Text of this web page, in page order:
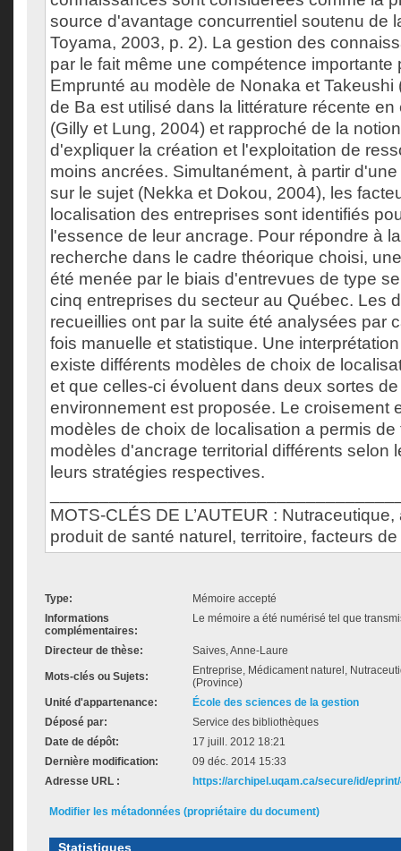
source d'avantage concurrentiel soutenu de
Toyama, 2003, p. 2). La gestion des
par le fait même une compétence importante
Emprunté au modèle de Nonaka et Takeushi
de Ba est utilisé dans la littérature récente
(Gilly et Lung, 2004) et rapproché de la
d'expliquer la création et l'exploitation de
moins ancrées. Simultanément, à partir
sur le sujet (Nekka et Dokou, 2004), les
localisation des entreprises sont identifiés
l'essence de leur ancrage. Pour répondre à
recherche dans le cadre théorique choisi,
été menée par le biais d'entrevues de type
cinq entreprises du secteur au Québec. Les
recueillies ont par la suite été analysées par
fois manuelle et statistique. Une
existe différents modèles de choix de
et que celles-ci évoluent dans deux sortes
environnement est proposée. Le croisement
modèles de choix de localisation a permis de
modèles d'ancrage territorial différents selon
leurs stratégies respectives.
MOTS-CLÉS DE L’AUTEUR :
produit de santé naturel, territoire, facteurs
Type:
Mémoire accepté
Informations
complémentaires:
Le mémoire a été numérisé tel que
Directeur de thèse: Saives, Anne-Laure
Mots-clés ou Sujets:
Entreprise, Médicament naturel,
(Province)
Unité d'appartenance:
École des sciences de la gestion
Déposé par:
Service des bibliothèques
Date de dépôt:
17 juill. 2012 18:21
Dernière modification:
09 déc. 2014 15:33
Adresse URL :
https://archipel.uqam.ca/secure/id/
Modifier les métadonnées (propriétaire du document)
Statistiques